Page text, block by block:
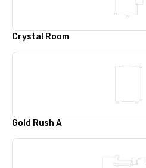
Crystal Room
Gold Rush A